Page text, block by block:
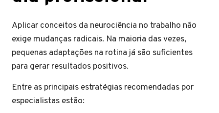
Aplicar conceitos da neurociência no trabalho não
exige mudanças radicais. Na maioria das vezes,
pequenas adaptações na rotina já são suficientes
para gerar resultados positivos.
Entre as principais estratégias recomendadas por
especialistas estão: